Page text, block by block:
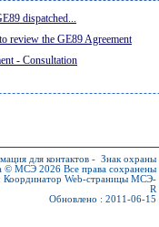
dispatched...
review the GE89 Agreement
- Consultation
для контактов - Знак охраны
© МСЭ 2026 Все права сохранены
Координатор Web-страницы МСЭ-
R
Обновлено : 2011-06-15